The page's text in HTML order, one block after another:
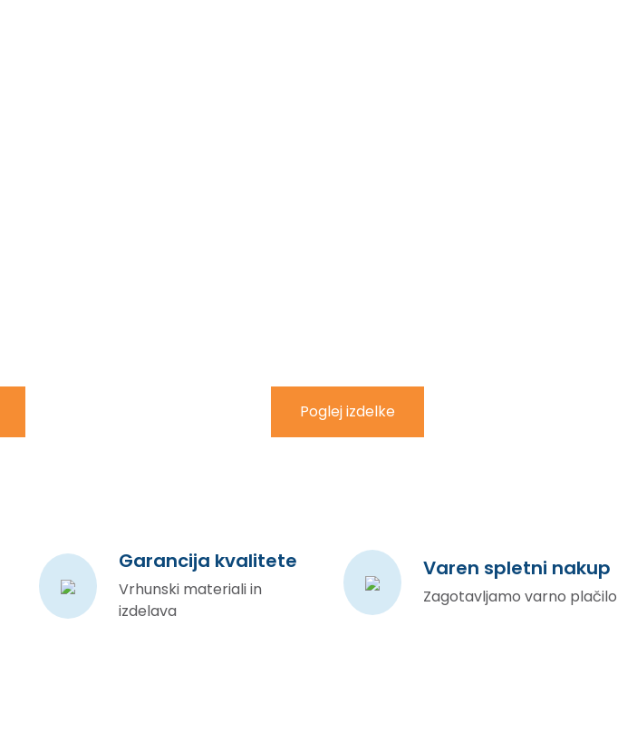
Poglej izdelke
Garancija kvalitete
Vrhunski materiali in
izdelava
Varen spletni nakup
Zagotavljamo varno plačilo